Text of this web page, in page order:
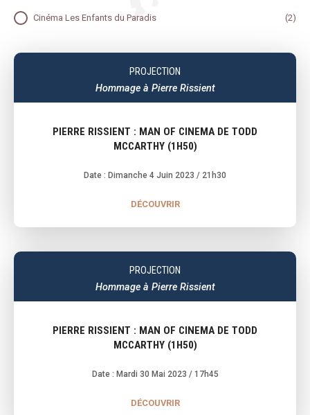
LIEUXCinéma Les Enfants du Paradis (2)
PROJECTION
Hommage à Pierre Rissient
PIERRE RISSIENT : MAN OF CINEMA DE TODD
MCCARTHY (1H50)
Date : Dimanche 4 Juin 2023 / 21h30
DÉCOUVRIR
PROJECTION
Hommage à Pierre Rissient
PIERRE RISSIENT : MAN OF CINEMA DE TODD
MCCARTHY (1H50)
Date : Mardi 30 Mai 2023 / 17h45
DÉCOUVRIR